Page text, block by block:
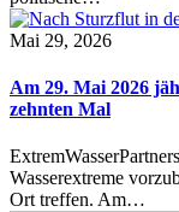
Mai 29, 2026
Am 29. Mai 2026
zehnten Mal
Wasserextreme
Ort treffen. Am…